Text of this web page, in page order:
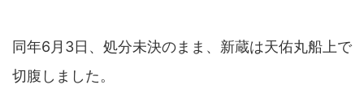
同年6月3日、処分未決のまま、新蔵は天佑丸船上で
切腹しました。